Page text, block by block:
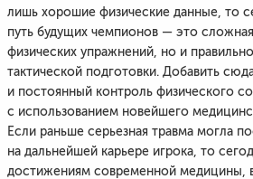
лишь хорошие физические данные, то
путь будущих чемпионов — это
физических упражнений, но и
тактической подготовки. Добавить
и постоянный контроль физического
с использованием новейшего
Если раньше серьезная травма могла
на дальнейшей карьере игрока, то
достижениям современной медицины,